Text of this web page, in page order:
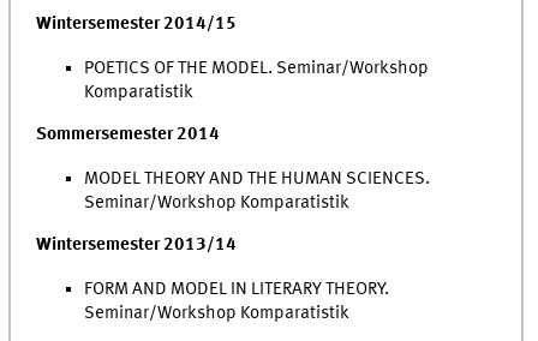
Wintersemester 2014/15
POETICS OF THE MODEL. Seminar/Workshop
Komparatistik
Sommersemester 2014
MODEL THEORY AND THE HUMAN SCIENCES.
Seminar/Workshop Komparatistik
Wintersemester 2013/14
FORM AND MODEL IN LITERARY THEORY.
Seminar/Workshop Komparatistik